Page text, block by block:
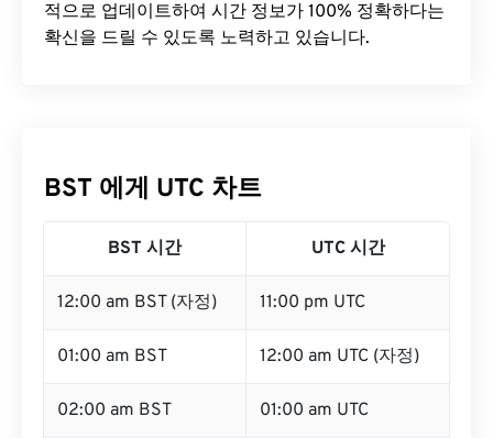
적으로 업데이트하여 시간 정보가 100% 정확하다는
확신을 드릴 수 있도록 노력하고 있습니다.
BST 에게 UTC 차트
BST 시간 UTC 시간
12:00 am BST (자정) 11:00 pm UTC
01:00 am BST 12:00 am UTC (자정)
02:00 am BST 01:00 am UTC